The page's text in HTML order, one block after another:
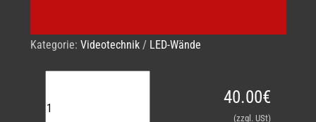
Kategorie: Videotechnik/ LED-Wände
40.00€
(zzgl. USt)